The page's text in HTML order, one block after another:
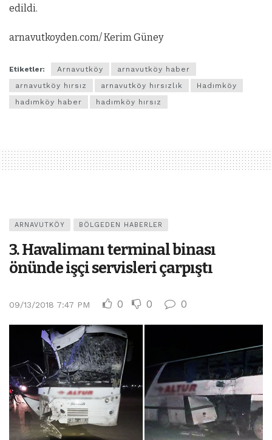
edildi.
arnavutkoyden.com/ Kerim Güney
Etiketler: Arnavutköy
arnavutköy haber
arnavutköy hırsız
arnavutköy hırsızlık
Hadımköy
hadımköy haber
hadımköy hırsız
ARNAVUTKÖY BÖLGEDEN HABERLER
3. Havalimanı terminal binası
önünde işçi servisleri çarpıştı
09/13/2018 7:47 PM 0 0 0